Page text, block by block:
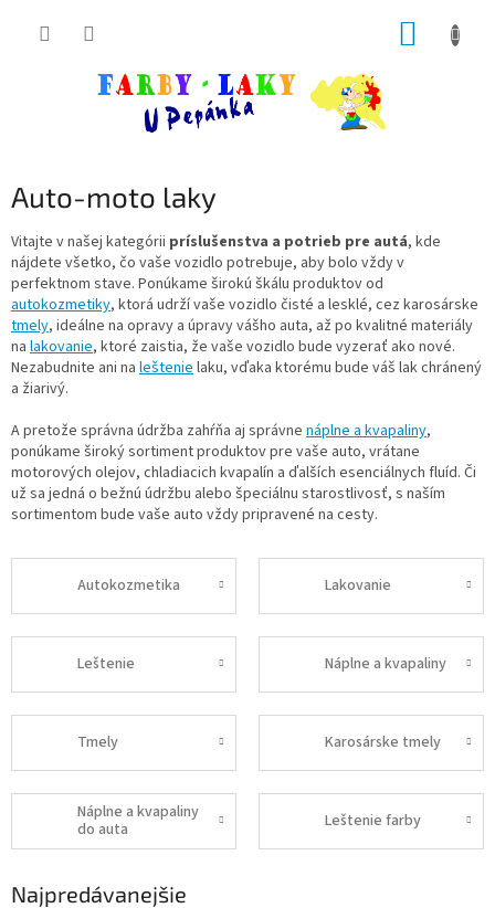
Auto-moto laky
Vitajte v našej kategórii príslušenstva a potrieb pre autá, kde
nájdete všetko, čo vaše vozidlo potrebuje, aby bolo vždy v
perfektnom stave. Ponúkame širokú škálu produktov od
autokozmetiky, ktorá udrží vaše vozidlo čisté a lesklé, cez karosárske
tmely, ideálne na opravy a úpravy vášho auta, až po kvalitné materiály
na lakovanie, ktoré zaistia, že vaše vozidlo bude vyzerať ako nové.
Nezabudnite ani na leštenie laku, vďaka ktorému bude váš lak chránený
a žiarivý.
A pretože správna údržba zahŕňa aj správne náplne a kvapaliny,
ponúkame široký sortiment produktov pre vaše auto, vrátane
motorových olejov, chladiacich kvapalín a ďalších esenciálnych fluíd. Či
už sa jedná o bežnú údržbu alebo špeciálnu starostlivosť, s naším
sortimentom bude vaše auto vždy pripravené na cesty.
Autokozmetika Lakovanie
Leštenie Náplne a kvapaliny
Tmely Karosárske tmely
Náplne a kvapaliny
do auta
Leštenie farby
Najpredávanejšie